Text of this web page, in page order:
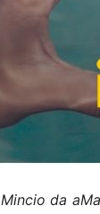
Mincio da